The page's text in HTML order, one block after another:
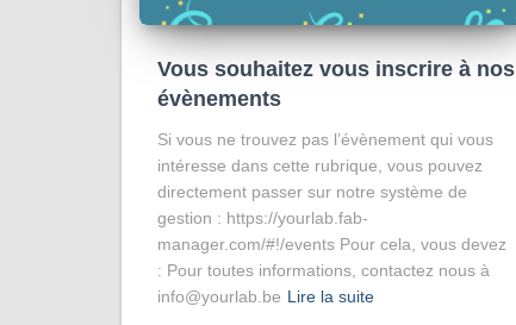
Vous souhaitez vous inscrire à nos
évènements
Si vous ne trouvez pas l’évènement qui vous
intéresse dans cette rubrique, vous pouvez
directement passer sur notre système de
gestion : https://yourlab.fab-
manager.com/#!/events Pour cela, vous devez
: Pour toutes informations, contactez nous à
info@yourlab.be Lire la suite